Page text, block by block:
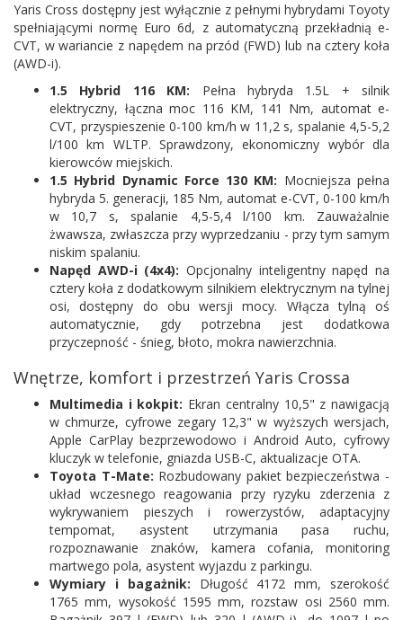
Yaris Cross dostępny jest wyłącznie z pełnymi hybrydami Toyoty
spełniającymi normę Euro 6d, z automatyczną przekładnią e-
CVT, w wariancie z napędem na przód (FWD) lub na cztery koła
(AWD-i).
1.5 Hybrid 116 KM: Pełna hybryda 1.5L + silnik
elektryczny, łączna moc 116 KM, 141 Nm, automat e-
CVT, przyspieszenie 0-100 km/h w 11,2 s, spalanie 4,5-5,2
l/100 km WLTP. Sprawdzony, ekonomiczny wybór dla
kierowców miejskich.
1.5 Hybrid Dynamic Force 130 KM: Mocniejsza pełna
hybryda 5. generacji, 185 Nm, automat e-CVT, 0-100 km/h
w 10,7 s, spalanie 4,5-5,4 l/100 km. Zauważalnie
żwawsza, zwłaszcza przy wyprzedzaniu - przy tym samym
niskim spalaniu.
Napęd AWD-i (4x4): Opcjonalny inteligentny napęd na
cztery koła z dodatkowym silnikiem elektrycznym na tylnej
osi, dostępny do obu wersji mocy. Włącza tylną oś
automatycznie, gdy potrzebna jest dodatkowa
przyczepność - śnieg, błoto, mokra nawierzchnia.
Wnętrze, komfort i przestrzeń Yaris Crossa
Multimedia i kokpit: Ekran centralny 10,5" z nawigacją
w chmurze, cyfrowe zegary 12,3" w wyższych wersjach,
Apple CarPlay bezprzewodowo i Android Auto, cyfrowy
kluczyk w telefonie, gniazda USB-C, aktualizacje OTA.
Toyota T-Mate: Rozbudowany pakiet bezpieczeństwa -
układ wczesnego reagowania przy ryzyku zderzenia z
wykrywaniem pieszych i rowerzystów, adaptacyjny
tempomat, asystent utrzymania pasa ruchu,
rozpoznawanie znaków, kamera cofania, monitoring
martwego pola, asystent wyjazdu z parkingu.
Wymiary i bagażnik: Długość 4172 mm, szerokość
1765 mm, wysokość 1595 mm, rozstaw osi 2560 mm.